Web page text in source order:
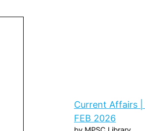
Current Affairs |
FEB 2026